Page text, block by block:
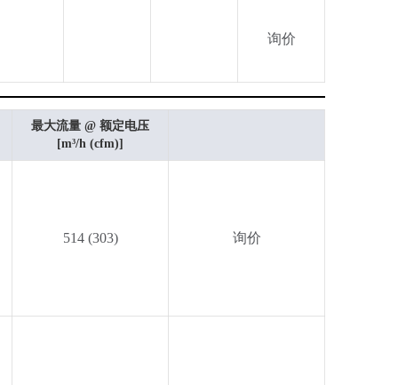
询价
最大流量 @ 额定电压
[m³/h (cfm)]
514 (303) 询价